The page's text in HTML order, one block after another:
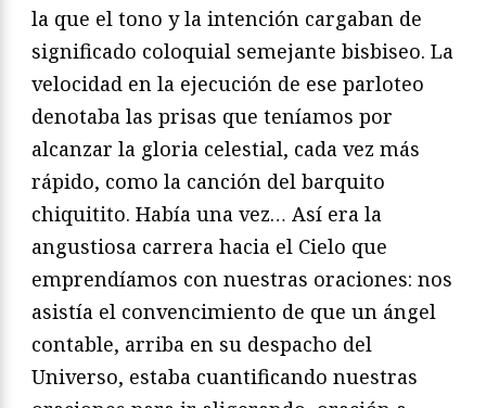
la que el tono y la intención cargaban de
significado coloquial semejante bisbiseo. La
velocidad en la ejecución de ese parloteo
denotaba las prisas que teníamos por
alcanzar la gloria celestial, cada vez más
rápido, como la canción del barquito
chiquitito. Había una vez… Así era la
angustiosa carrera hacia el Cielo que
emprendíamos con nuestras oraciones: nos
asistía el convencimiento de que un ángel
contable, arriba en su despacho del
Universo, estaba cuantificando nuestras